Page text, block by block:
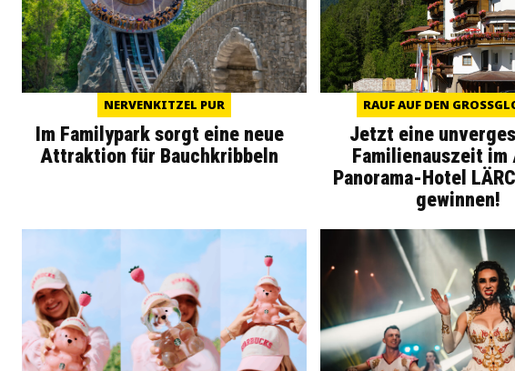
NERVENKITZEL PUR
Im Familypark sorgt eine neue
Attraktion für Bauchkribbeln
RAUF AUF DEN
Jetzt eine
Familienauszeit im
Panorama-Hotel
gewinnen!